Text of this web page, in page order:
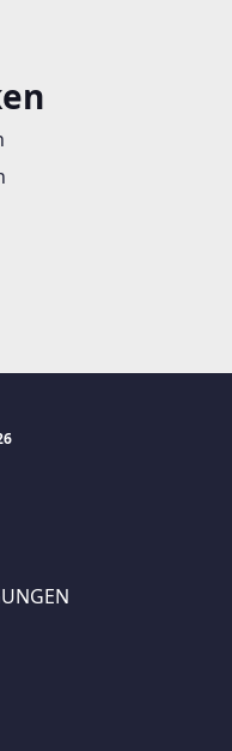
FÜR DIE
meiner Daten, wie